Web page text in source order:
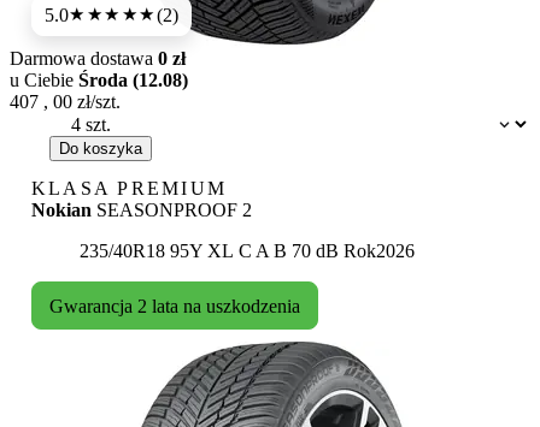
5.0★★★★★(2)
Dostępność:
Darmowa dostawa 0 zł
u Ciebie Środa (12.08)
407 , 00 zł/szt.
Do koszyka
KLASA PREMIUM
Nokian SEASONPROOF 2
235/40R18 95Y XL Etykieta:
C A B 70 dB Rok2026
Gwarancja 2 lata na uszkodzenia